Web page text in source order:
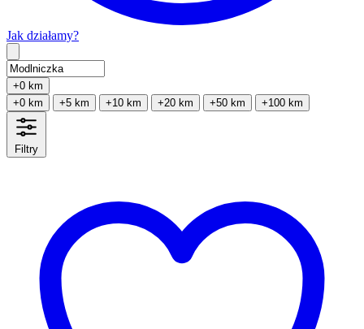
Jak działamy?
+0 km
+0 km
+5 km +10 km +20 km +50 km +100 km
Filtry